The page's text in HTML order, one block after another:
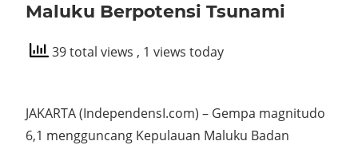
Maluku Berpotensi Tsunami
39 total views , 1 views today
JAKARTA (IndependensI.com) – Gempa magnitudo
6,1 mengguncang Kepulauan Maluku Badan